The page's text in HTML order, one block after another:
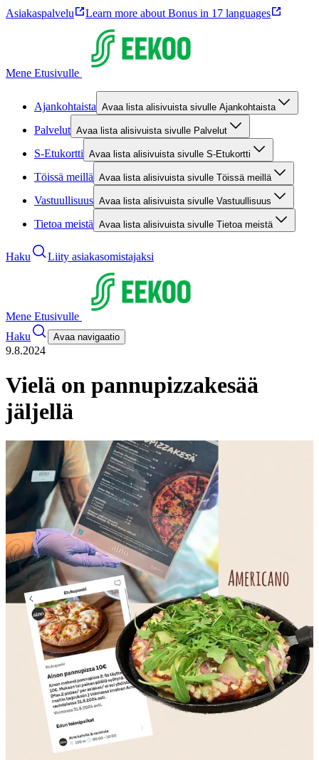
Asiakaspalvelu Learn more about Bonus in 17 languages
Mene Etusivulle
Ajankohtaista Avaa lista alisivuista sivulle Ajankohtaista
Palvelut Avaa lista alisivuista sivulle Palvelut
S-Etukortti Avaa lista alisivuista sivulle S-Etukortti
Töissä meillä Avaa lista alisivuista sivulle Töissä meillä
Vastuullisuus Avaa lista alisivuista sivulle Vastuullisuus
Tietoa meistä Avaa lista alisivuista sivulle Tietoa meistä
Haku Liity asiakasomistajaksi
Mene Etusivulle
Haku
Avaa navigaatio
9.8.2024
Vielä on pannupizzakesää
jäljellä